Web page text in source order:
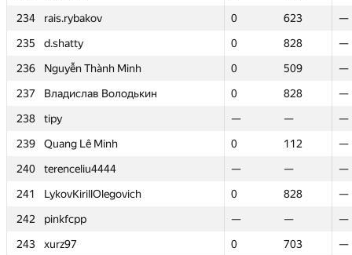
234
rais.rybakov 0 623
—
235
d.shatty 0 828
—
236
Nguyễn Thành Minh 0 509
—
237
Владислав Володькин 0 828
—
238
tipy — —
—
239
Quang Lê Minh 0 112
—
240
terenceliu4444 — —
—
241
LykovKirillOlegovich 0 828
—
242
pinkfcpp — —
—
243
xurz97 0 703
—
234
rais.rybakov 0 623
—
235
d.shatty 0 828
—
236
Nguyễn Thành Minh 0 509
—
237
Владислав Володькин 0 828
—
238
tipy — —
—
239
Quang Lê Minh 0 112
—
240
terenceliu4444 — —
—
241
LykovKirillOlegovich 0 828
—
242
pinkfcpp — —
—
243
xurz97 0 703
—